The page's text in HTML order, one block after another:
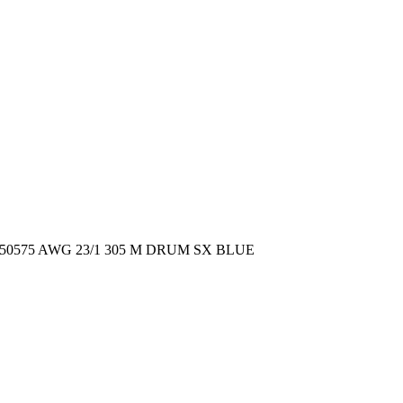
AWG 23/1 305 M DRUM SX BLUE